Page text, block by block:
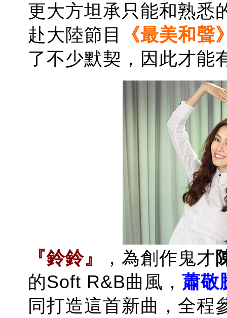
更大方坦承只能和熟悉
赴大陸節目
《最美和聲
了不少默契，因此才能
『鈴鈴』 ，為創作鬼才
的Soft R&B曲風， 蕭敬
同打造這首新曲，全程